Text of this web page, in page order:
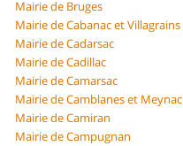
Mairie de Bruges
Mairie de Cabanac et Villagrains
Mairie de Cadarsac
Mairie de Cadillac
Mairie de Camarsac
Mairie de Camblanes et Meynac
Mairie de Camiran
Mairie de Campugnan